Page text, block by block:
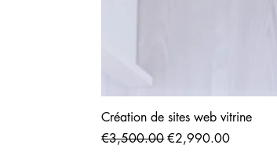
Création de sites web vitrine
Regular Price
€3,500.00Sale Price
€2,990.00